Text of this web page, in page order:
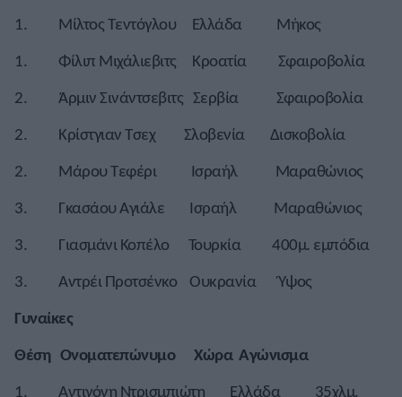
1. Μίλτος Τεντόγλου Ελλάδα Μήκος
1. Φίλιπ Μιχάλιεβιτς Κροατία Σφαιροβολία
2. Άρμιν Σινάντσεβιτς Σερβία Σφαιροβολία
2. Κρίστγιαν Τσεχ Σλοβενία Δισκοβολία
2. Μάρου Τεφέρι Ισραήλ Μαραθώνιος
3. Γκασάου Αγιάλε Ισραήλ Μαραθώνιος
3. Γιασμάνι Κοπέλο Τουρκία 400μ. εμπόδια
3. Αντρέι Προτσένκο Ουκρανία Ύψος
Γυναίκες
Θέση Ονοματεπώνυμο Χώρα Αγώνισμα
1. Αντιγόνη Ντρισμπιώτη Ελλάδα 35χλμ.